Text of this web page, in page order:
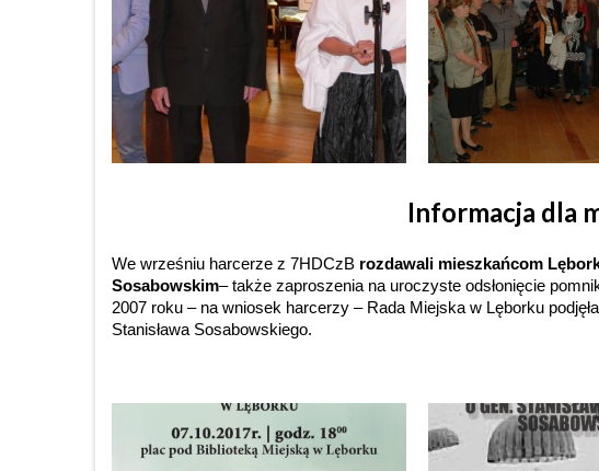
Informacja dla
We wrześniu harcerze z 7HDCzB rozdawali mieszkańcom
Sosabowskim– także zaproszenia na uroczyste odsłonięcie
2007 roku – na wniosek harcerzy – Rada Miejska w Lęborku
Stanisława Sosabowskiego.